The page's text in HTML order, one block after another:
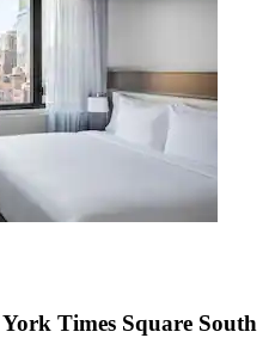
Times Square South